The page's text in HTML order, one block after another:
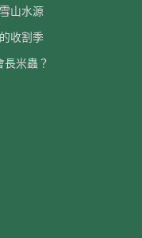
山水源
收割季
長米蟲？